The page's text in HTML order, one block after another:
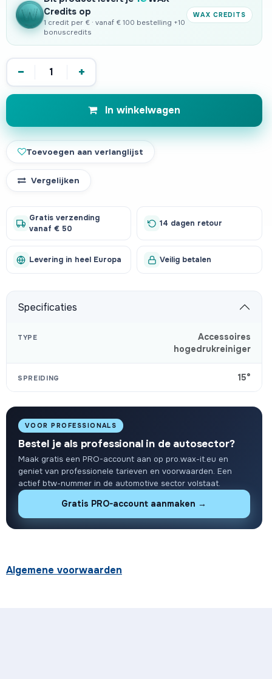
Credits op
1 credit per € · vanaf € 100 bestelling +10
bonuscredits
WAX CREDITS
− +
In winkelwagen
Toevoegen aan verlanglijst
Vergelijken
Gratis verzending
vanaf € 50
14 dagen retour
Levering in heel Europa Veilig betalen
Specificaties
TYPE
Accessoires
hogedrukreiniger
SPREIDING 15°
VOOR PROFESSIONALS
Bestel je als professional in de autosector?
Maak gratis een PRO-account aan op pro.wax-it.eu en
geniet van professionele tarieven en voorwaarden. Een
actief btw-nummer in de automotive sector volstaat.
Gratis PRO-account aanmaken →
Algemene voorwaarden